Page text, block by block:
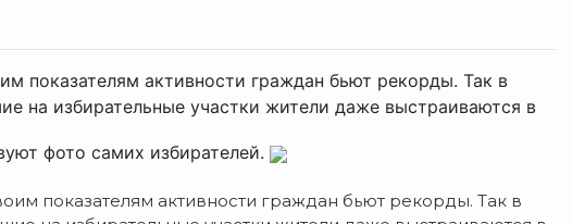
показателям активности граждан бьют рекорды. Так в
на избирательные участки жители даже выстраиваются в
фото самих избирателей.
показателям активности граждан бьют рекорды. Так в